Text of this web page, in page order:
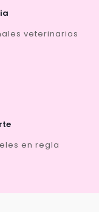
veterinarios
en regla